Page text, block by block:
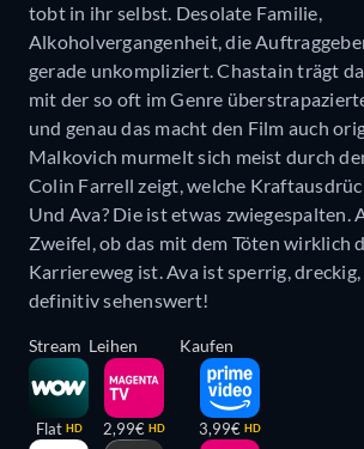
tobt in ihr selbst. Desolate Familie,
Alkoholvergangenheit, die
gerade unkompliziert. Chastain trägt
mit der so oft im Genre
und genau das macht den Film auch
Malkovich murmelt sich meist durch
Colin Farrell zeigt, welche
Und Ava? Die ist etwas zwiegespalten.
Zweifel, ob das mit dem Töten wirklich
Karriereweg ist. Ava ist sperrig,
definitiv sehenswert!
Stream
Flat HD
Leihen
2,99€ HD
Kaufen
3,99€ HD